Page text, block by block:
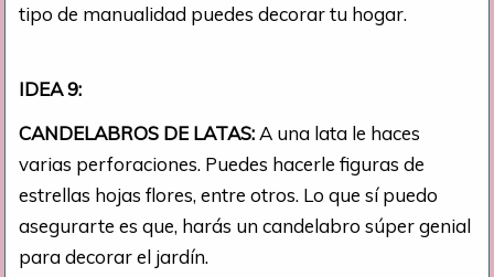
tipo de manualidad puedes decorar tu hogar.
IDEA 9:
CANDELABROS DE LATAS: A una lata le haces
varias perforaciones. Puedes hacerle figuras de
estrellas hojas flores, entre otros. Lo que sí puedo
asegurarte es que, harás un candelabro súper genial
para decorar el jardín.